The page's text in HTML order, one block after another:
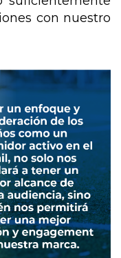
con nuestro